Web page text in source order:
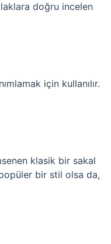
doğru incelen
için kullanılır.
klasik bir sakal
popüler bir stil olsa da,